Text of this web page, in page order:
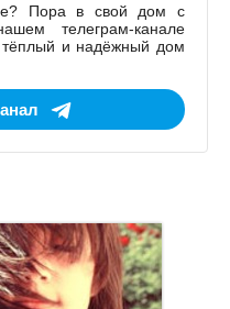
Пора в свой дом с
телеграм-канале
тёплый и надёжный дом